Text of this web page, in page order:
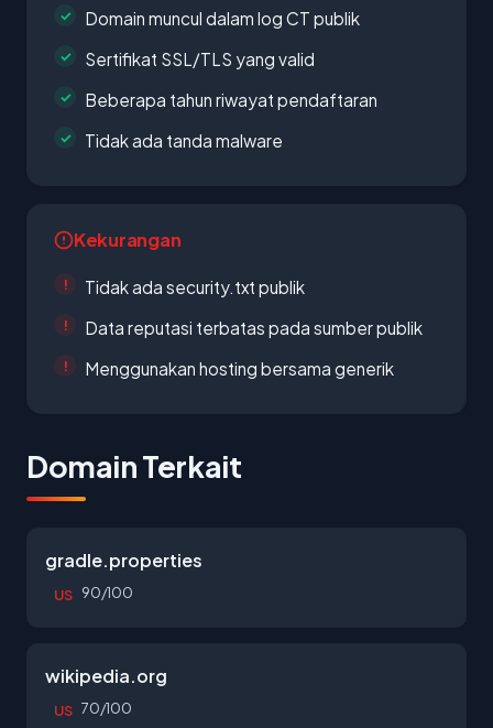
Domain muncul dalam log CT publik
Sertifikat SSL/TLS yang valid
Beberapa tahun riwayat pendaftaran
Tidak ada tanda malware
Kekurangan
Tidak ada security.txt publik
Data reputasi terbatas pada sumber publik
Menggunakan hosting bersama generik
Domain Terkait
gradle.properties
US 90/100
wikipedia.org
US 70/100